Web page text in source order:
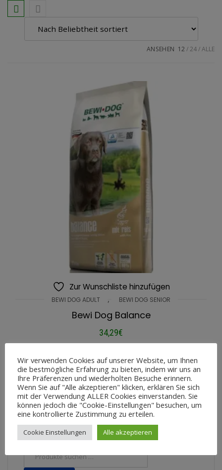
ANSEHEN 12 24 ALLE
Zur Wunschliste hinzufügen
BEWI DOG ADULT , BEWI DOG SENIOR
Bewi Dog Balance
34,29€
IN DEN WARENKORB
Suche
Wir verwenden Cookies auf unserer Website, um Ihnen
die bestmögliche Erfahrung zu bieten, indem wir uns an
Ihre Präferenzen und wiederholten Besuche erinnern.
Wenn Sie auf "Alle akzeptieren" klicken, erklären Sie sich
mit der Verwendung ALLER Cookies einverstanden. Sie
können jedoch die "Cookie-Einstellungen" besuchen, um
eine kontrollierte Zustimmung zu erteilen.
Cookie Einstellungen Alle akzeptieren